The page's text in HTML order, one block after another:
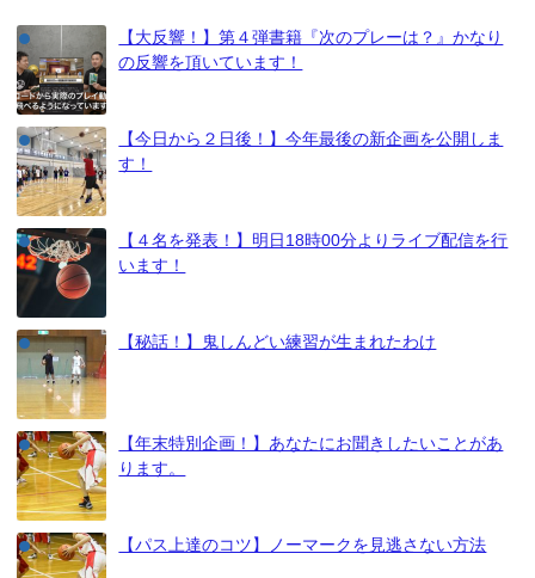
【大反響！】第４弾書籍『次のプレーは？』かなり
の反響を頂いています！
【今日から２日後！】今年最後の新企画を公開しま
す！
【４名を発表！】明日18時00分よりライブ配信を行
います！
【秘話！】鬼しんどい練習が生まれたわけ
【年末特別企画！】あなたにお聞きしたいことがあ
ります。
【パス上達のコツ】ノーマークを見逃さない方法